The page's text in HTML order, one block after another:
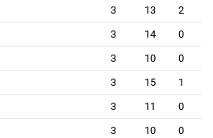
3 13
2
3 14
0
3 10
0
3 15
1
3 11
0
3 10
0